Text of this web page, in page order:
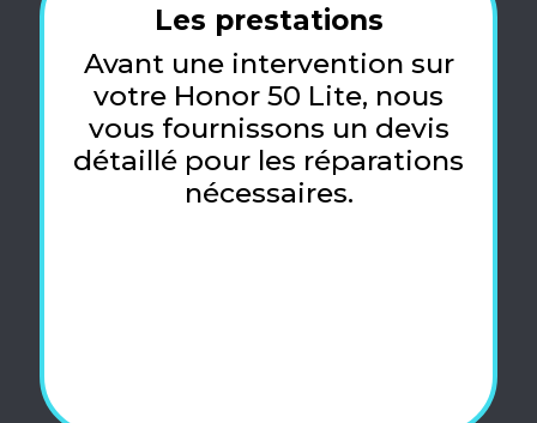
Les prestations
Avant une intervention sur
votre Honor 50 Lite, nous
vous fournissons un devis
détaillé pour les réparations
nécessaires.